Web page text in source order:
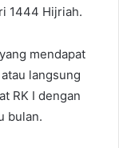
1444 Hijriah.
mendapat
langsung
RK I dengan
bulan.